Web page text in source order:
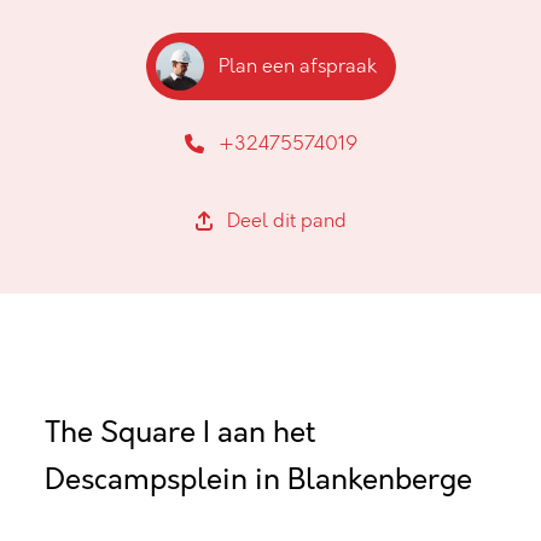
Plan een afspraak
+32475574019
Deel dit pand
The Square I aan het
Descampsplein in Blankenberge